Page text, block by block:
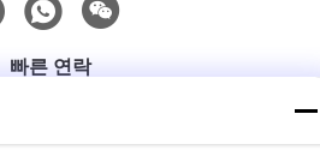
빠른 연락